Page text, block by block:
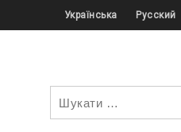
Українська Русский
Ви
шукали